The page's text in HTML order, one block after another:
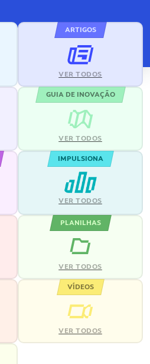
ARTIGOS
VER TODOS
GUIA DE INOVAÇÃO
VER TODOS
IMPULSIONA
VER TODOS
PLANILHAS
VER TODOS
VÍDEOS
VER TODOS